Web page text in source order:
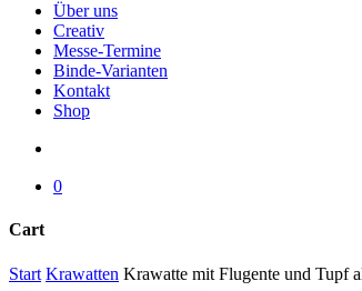
Über uns
Creativ
Messe-Termine
Binde-Varianten
Kontakt
Shop
0
Cart
Close
Start Krawatten Krawatte mit Flugente und Tupf